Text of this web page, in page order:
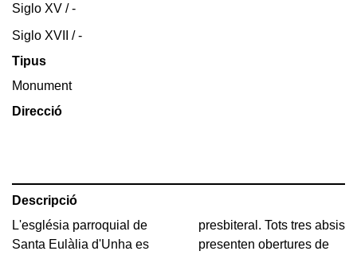
Siglo XV / -
Siglo XVII / -
Tipus
Monument
Direcció
Descripció
L'església parroquial de
Santa Eulàlia d'Unha es
presbiteral. Tots tres absis
presenten obertures de